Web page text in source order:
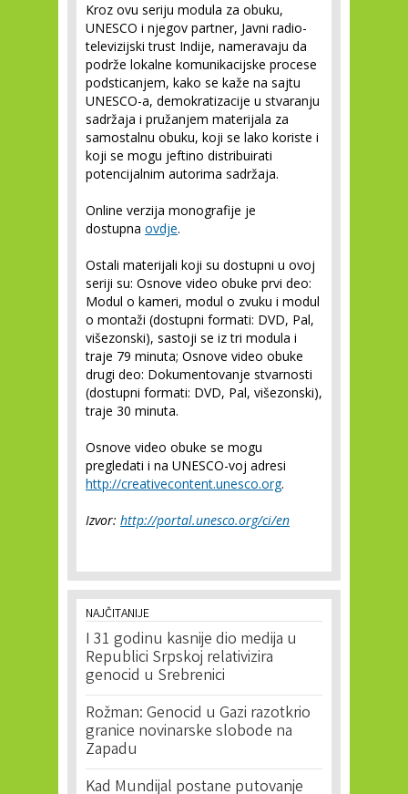
Kroz ovu seriju modula za obuku,
UNESCO i njegov partner, Javni radio-
televizijski trust Indije, nameravaju da
podrže lokalne komunikacijske procese
podsticanjem, kako se kaže na sajtu
UNESCO-a, demokratizacije u stvaranju
sadržaja i pružanjem materijala za
samostalnu obuku, koji se lako koriste i
koji se mogu jeftino distribuirati
potencijalnim autorima sadržaja.
Online verzija monografije je
dostupna ovdje.
Ostali materijali koji su dostupni u ovoj
seriji su: Osnove video obuke prvi deo:
Modul o kameri, modul o zvuku i modul
o montaži (dostupni formati: DVD, Pal,
višezonski), sastoji se iz tri modula i
traje 79 minuta; Osnove video obuke
drugi deo: Dokumentovanje stvarnosti
(dostupni formati: DVD, Pal, višezonski),
traje 30 minuta.
Osnove video obuke se mogu
pregledati i na UNESCO-voj adresi
http://creativecontent.unesco.org.
Izvor: http://portal.unesco.org/ci/en
NAJČITANIJE
I 31 godinu kasnije dio medija u
Republici Srpskoj relativizira
genocid u Srebrenici
Rožman: Genocid u Gazi razotkrio
granice novinarske slobode na
Zapadu
Kad Mundijal postane putovanje